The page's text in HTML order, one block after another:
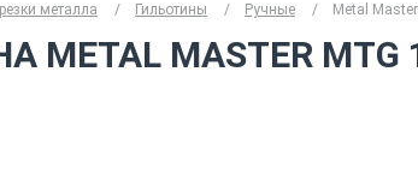
металла Гильотины Ручные Metal
METAL MASTER MTG